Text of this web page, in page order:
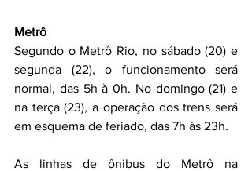
Metrô
Segundo o Metrô Rio, no sábado (20) e
segunda (22), o funcionamento será
normal, das 5h à 0h. No domingo (21) e
na terça (23), a operação dos trens será
em esquema de feriado, das 7h às 23h.
As linhas de ônibus do Metrô na